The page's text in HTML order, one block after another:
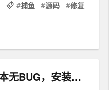
#捕鱼 #源码 #修复
传奇996引擎【魔爆三国】修复版特色版本基本无BUG，安装及GM视频教程